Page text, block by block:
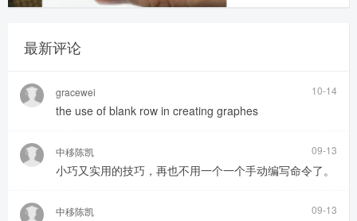
最新评论
gracewei 10-14
the use of blank row in creating graphes
中移陈凯 09-13
小巧又实用的技巧，再也不用一个一个手动编写命令了。
中移陈凯 09-13